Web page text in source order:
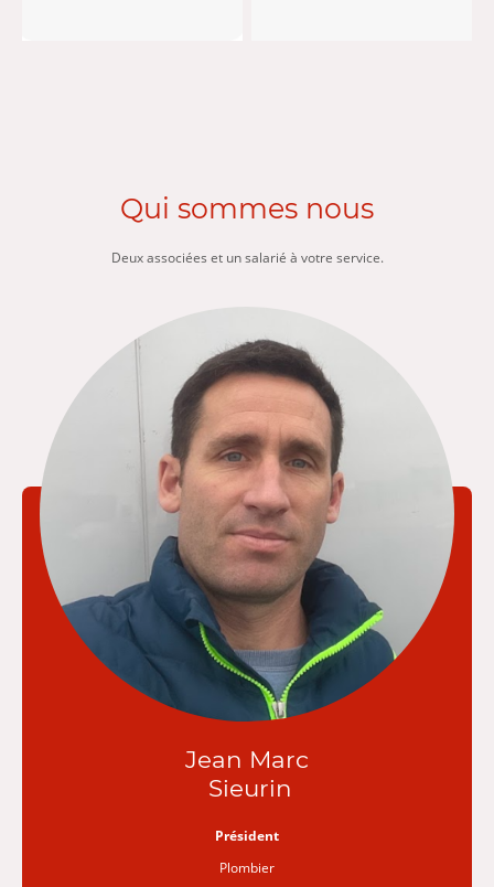
Qui sommes nous
Deux associées et un salarié à votre service.
Jean Marc
Sieurin
Président
Plombier